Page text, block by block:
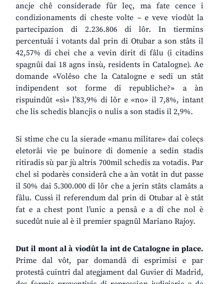
ancje chê considerade fûr leç, ma fate cence i
condizionaments di cheste volte – e veve viodût la
partecipazion di 2.236.806 di lôr. In tiermins
percentuâi i votants dal prin di Otubar a son stâts il
42,57% di chei che a vevin dirit di fâlu (i citadins
spagnûi dai 18 agns insù, residents in Catalogne). Ae
domande «Volêso che la Catalogne e sedi un stât
indipendent sot forme di republiche?» a àn
rispuindût «sì» l’83,9% di lôr e «no» il 7,8%, intant
che lis schedis blancjis o nulis a son stadis il 2,9%.
Si stime che cu la sierade «manu militare» dai coleçs
eletorâi vie pe buinore di domenie a sedin stadis
ritiradis sù par jù altris 700mil schedis za votadis. Par
chel si podarès considerâ che a àn votât in dut passe
il 50% dai 5.300.000 di lôr che a jerin stâts clamâts a
fâlu. Cussì il referendum dal prin di Otubar al è stât
fat e a chest pont l’unic a pensâ e a dî che nol è
sucedût nuie al è il premier spagnûl Mariano Rajoy.
Dut il mont al à viodût la int de Catalogne in place.
Prime dal vôt, par domandâ di esprimisi e par
protestâ cuintri dal ategjament dal Guvier di Madrid,